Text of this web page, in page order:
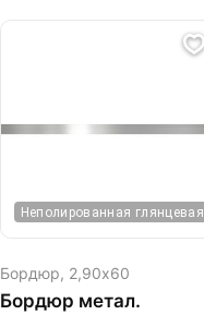
Неполированная глянцевая
Бордюр, 2,90х60
Бордюр метал.